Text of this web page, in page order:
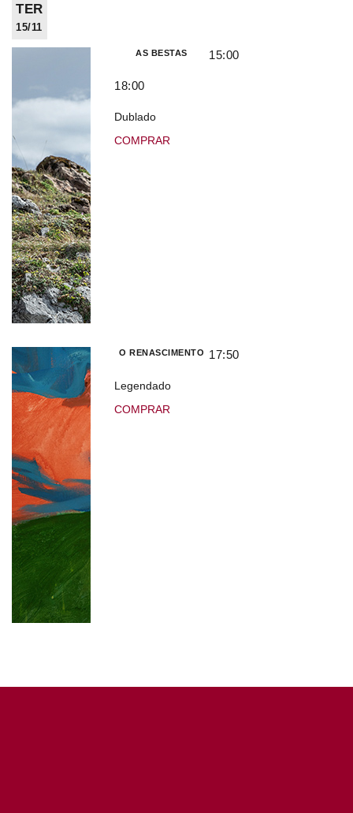
TER
15/11
AS BESTAS 15:00
18:00
Dublado
COMPRAR
O RENASCIMENTO 17:50
Legendado
COMPRAR